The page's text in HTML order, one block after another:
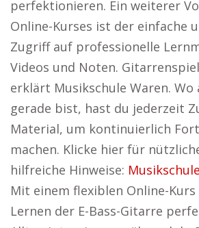
perfektionieren. Ein weiterer
Online-Kurses ist der einfache
Zugriff auf professionelle
Videos und Noten.
erklärt Musikschule Waren. Wo
gerade bist, hast du jederzeit
Material, um kontinuierlich
machen. Klicke hier für
hilfreiche Hinweise:
Mit einem flexiblen Online-Kurs
Lernen der E-Bass-Gitarre